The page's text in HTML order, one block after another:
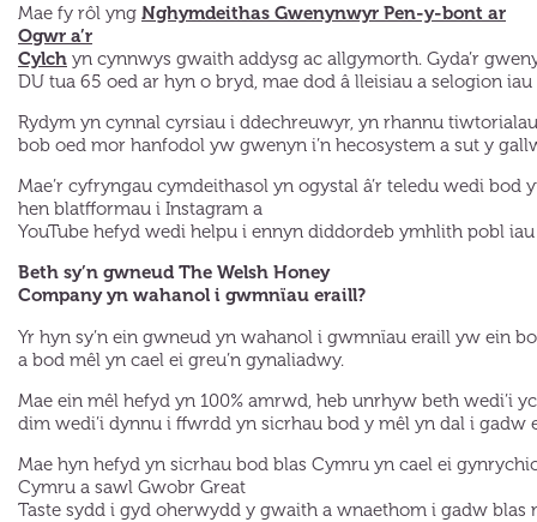
Mae fy rôl yng Nghymdeithas Gwenynwyr Pen-y-bont ar
Ogwr a’r
Cylch yn cynnwys gwaith addysg ac allgymorth. Gyda’r
DU tua 65 oed ar hyn o bryd, mae dod â lleisiau a selogion
Rydym yn cynnal cyrsiau i ddechreuwyr, yn rhannu
bob oed mor hanfodol yw gwenyn i’n hecosystem a sut y
Mae’r cyfryngau cymdeithasol yn ogystal â’r teledu wedi bod
hen blatfformau i Instagram a
YouTube hefyd wedi helpu i ennyn diddordeb ymhlith pobl
Beth sy’n gwneud The Welsh Honey
Company yn wahanol i gwmnïau eraill?
Yr hyn sy’n ein gwneud yn wahanol i gwmnïau eraill yw ein
a bod mêl yn cael ei greu’n gynaliadwy.
Mae ein mêl hefyd yn 100% amrwd, heb unrhyw beth wedi’i
dim wedi’i dynnu i ffwrdd yn sicrhau bod y mêl yn dal i
Mae hyn hefyd yn sicrhau bod blas Cymru yn cael ei
Cymru a sawl Gwobr Great
Taste sydd i gyd oherwydd y gwaith a wnaethom i gadw